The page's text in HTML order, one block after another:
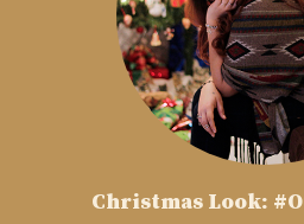
Christmas Look: